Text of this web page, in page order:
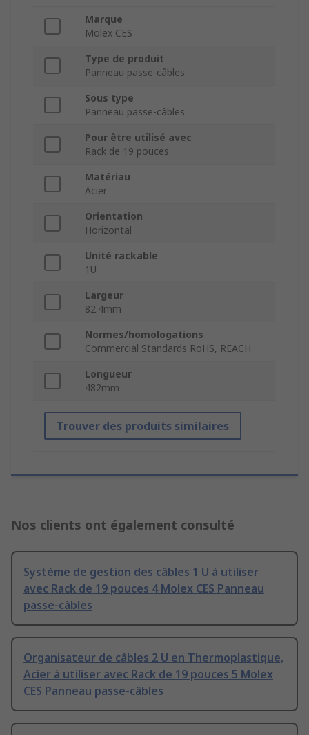
Marque
Molex CES
Type de produit
Panneau passe-câbles
Sous type
Panneau passe-câbles
Pour être utilisé avec
Rack de 19 pouces
Matériau
Acier
Orientation
Horizontal
Unité rackable
1U
Largeur
82.4mm
Normes/homologations
Commercial Standards RoHS, REACH
Longueur
482mm
Trouver des produits similaires
Nos clients ont également consulté
Système de gestion des câbles 1 U à utiliser
avec Rack de 19 pouces 4 Molex CES Panneau
passe-câbles
Organisateur de câbles 2 U en Thermoplastique,
Acier à utiliser avec Rack de 19 pouces 5 Molex
CES Panneau passe-câbles